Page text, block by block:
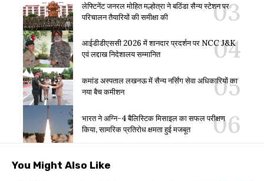
लेफ्टिनेंट जनरल मोहित मल्होत्रा ने बठिंडा सैन्य स्टेशन पर
परिचालन तैयारियों की समीक्षा की
आईडीडीएससी 2026 में शानदार प्रदर्शन पर NCC J&K
एवं लद्दाख निदेशालय सम्मानित
कमांड अस्पताल लखनऊ में सैन्य नर्सिंग सेवा अधिकारियों का
नया बैच कमीशन
भारत ने अग्नि-4 बैलिस्टिक मिसाइल का सफल परीक्षण
किया, सामरिक प्रतिरोध क्षमता हुई मजबूत
You Might Also Like